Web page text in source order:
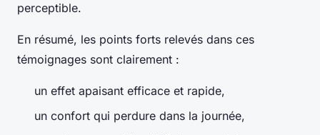
perceptible.
En résumé, les points forts relevés dans ces
témoignages sont clairement :
un effet apaisant efficace et rapide,
un confort qui perdure dans la journée,